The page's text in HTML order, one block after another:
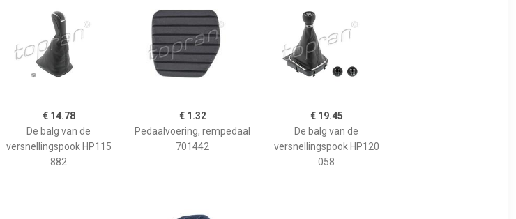
€ 14.78
De balg van de
versnellingspook HP115
882
€ 1.32
Pedaalvoering, rempedaal
701442
€ 19.45
De balg van de
versnellingspook HP120
058